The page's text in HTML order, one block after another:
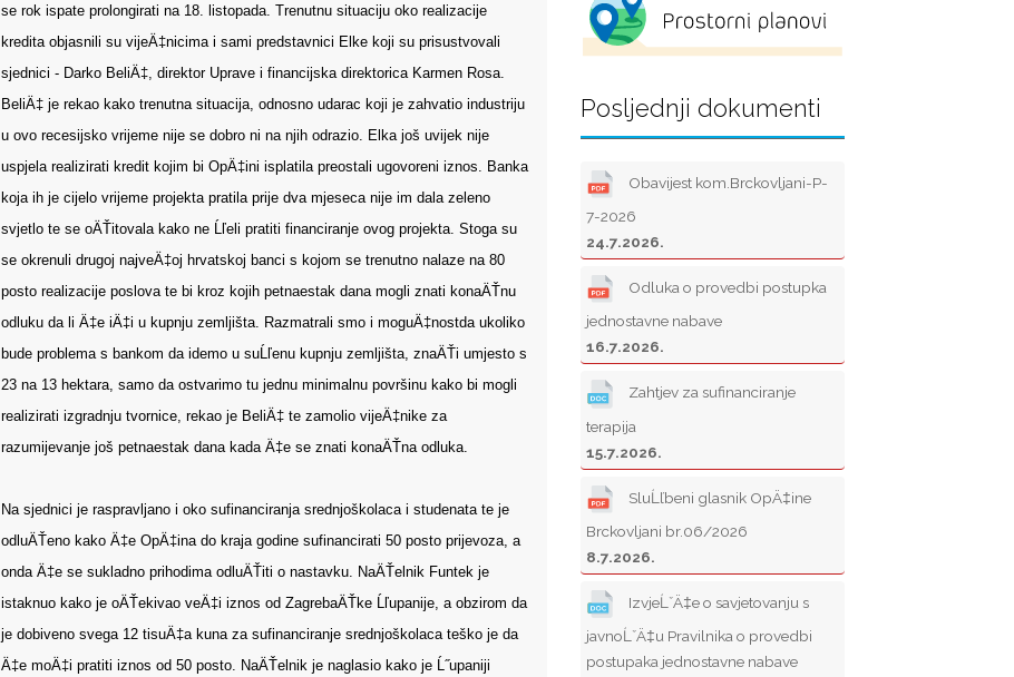
se rok ispate prolongirati na 18. listopada. Trenutnu situaciju oko realizacije
kredita objasnili su vijeÄ‡nicima i sami predstavnici Elke koji su prisustvovali
sjednici - Darko BeliÄ‡, direktor Uprave i financijska direktorica Karmen Rosa.
BeliÄ‡ je rekao kako trenutna situacija, odnosno udarac koji je zahvatio industriju
u ovo recesijsko vrijeme nije se dobro ni na njih odrazio. Elka još uvijek nije
uspjela realizirati kredit kojim bi OpÄ‡ini isplatila preostali ugovoreni iznos. Banka
koja ih je cijelo vrijeme projekta pratila prije dva mjeseca nije im dala zeleno
svjetlo te se oÄŤitovala kako ne Ĺľeli pratiti financiranje ovog projekta. Stoga su
se okrenuli drugoj najveÄ‡oj hrvatskoj banci s kojom se trenutno nalaze na 80
posto realizacije poslova te bi kroz kojih petnaestak dana mogli znati konaÄŤnu
odluku da li Ä‡e iÄ‡i u kupnju zemljišta. Razmatrali smo i moguÄ‡nostda ukoliko
bude problema s bankom da idemo u suĹľenu kupnju zemljišta, znaÄŤi umjesto s
23 na 13 hektara, samo da ostvarimo tu jednu minimalnu površinu kako bi mogli
realizirati izgradnju tvornice, rekao je BeliÄ‡ te zamolio vijeÄ‡nike za
razumijevanje još petnaestak dana kada Ä‡e se znati konaÄŤna odluka.
Na sjednici je raspravljano i oko sufinanciranja srednjoškolaca i studenata te je
odluÄŤeno kako Ä‡e OpÄ‡ina do kraja godine sufinancirati 50 posto prijevoza, a
onda Ä‡e se sukladno prihodima odluÄŤiti o nastavku. NaÄŤelnik Funtek je
istaknuo kako je oÄŤekivao veÄ‡i iznos od ZagrebaÄŤke Ĺľupanije, a obzirom da
je dobiveno svega 12 tisuÄ‡a kuna za sufinanciranje srednjoškolaca teško je da
Ä‡e moÄ‡i pratiti iznos od 50 posto. NaÄŤelnik je naglasio kako je Ĺ˝upaniji
Posljednji dokumenti
Obavijest kom.Brckovljani-P-
7-2026
24.7.2026.
Odluka o provedbi postupka
jednostavne nabave
16.7.2026.
Zahtjev za sufinanciranje
terapija
15.7.2026.
SluĹľbeni glasnik OpÄ‡ine
Brckovljani br.06/2026
8.7.2026.
IzvjeĹˇÄ‡e o savjetovanju s
javnoĹˇÄ‡u Pravilnika o provedbi
postupaka jednostavne nabave